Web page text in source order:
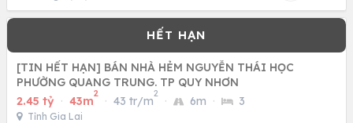
[TIN HẾT HẠN] BÁN NHÀ HẺM NGUYỄN THÁI HỌC
PHƯỜNG QUANG TRUNG. TP QUY NHƠN
2.45 tỷ · 43m
2
· 43 tr/m
2
· 6m · 3
Tỉnh Gia Lai